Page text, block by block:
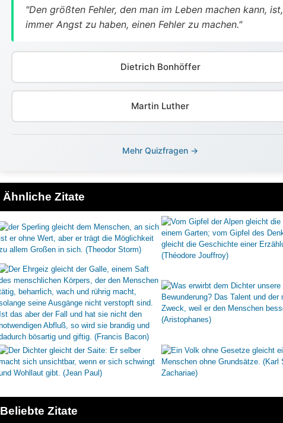
"Den größten Fehler, den man im Leben machen kann, ist,
immer Angst zu haben, einen Fehler zu machen."
Dietrich Bonhöffer
Martin Luther
Mehr Quizfragen →
Ähnliche Zitate
Beliebte Zitate